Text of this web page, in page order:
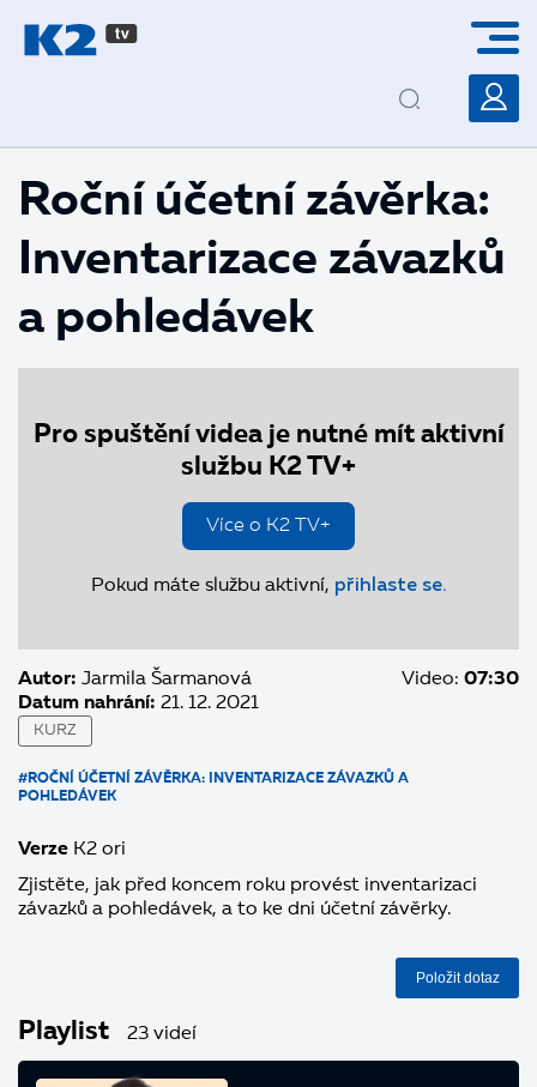
Roční účetní závěrka:
Inventarizace závazků
a pohledávek
Pro spuštění videa je nutné mít aktivní
službu K2 TV+
Více o K2 TV+
Pokud máte službu aktivní, přihlaste se.
Autor: Jarmila Šarmanová
Datum nahrání: 21. 12. 2021
Video: 07:30
KURZ
#ROČNÍ ÚČETNÍ ZÁVĚRKA: INVENTARIZACE ZÁVAZKŮ A
POHLEDÁVEK
Verze K2 ori
Zjistěte, jak před koncem roku provést inventarizaci
závazků a pohledávek, a to ke dni účetní závěrky.
Položit dotaz
Playlist 23 videí